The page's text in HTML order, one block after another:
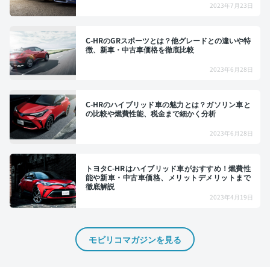
2023年7月23日
C-HRのGRスポーツとは？他グレードとの違いや特
徴、新車・中古車価格を徹底比較
2023年6月28日
C-HRのハイブリッド車の魅力とは？ガソリン車と
の比較や燃費性能、税金まで細かく分析
2023年6月28日
トヨタC-HRはハイブリッド車がおすすめ！燃費性
能や新車・中古車価格、メリットデメリットまで
徹底解説
2023年4月19日
モビリコマガジンを見る